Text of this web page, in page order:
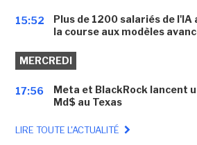
15:52
Plus de 1200 salariés de
la course aux modèles
MERCREDI
17:56
Meta et BlackRock lancent
Md$ au Texas
LIRE TOUTE L'ACTUALITÉ